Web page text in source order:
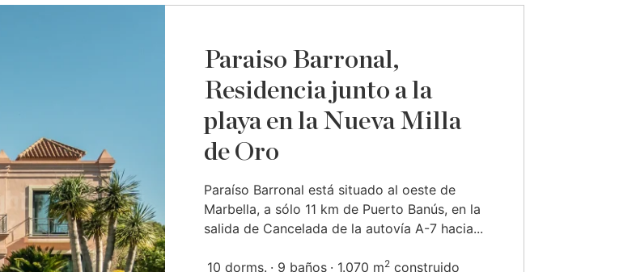
Paraiso Barronal,
Residencia junto a la
playa en la Nueva Milla
de Oro
Paraíso Barronal está situado al oeste de
Marbella, a sólo 11 km de Puerto Banús, en la
salida de Cancelada de la autovía A-7 hacia...
10 dorms. 9 baños 1.070 m2 construido